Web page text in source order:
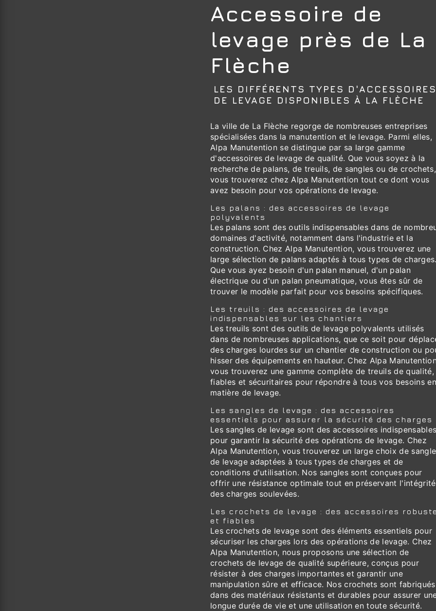
Accessoire de
levage près de La
Flèche
LES DIFFÉRENTS TYPES D'ACCESSOIRES
DE LEVAGE DISPONIBLES À LA FLÈCHE
La ville de La Flèche regorge de nombreuses entreprises
spécialisées dans la manutention et le levage. Parmi elles,
Alpa Manutention se distingue par sa large gamme
d'accessoires de levage de qualité. Que vous soyez à la
recherche de palans, de treuils, de sangles ou de crochets,
vous trouverez chez Alpa Manutention tout ce dont vous
avez besoin pour vos opérations de levage.
Les palans : des accessoires de levage
polyvalents
Les palans sont des outils indispensables dans de
domaines d'activité, notamment dans l'industrie et la
construction. Chez Alpa Manutention, vous trouverez une
large sélection de palans adaptés à tous types de
Que vous ayez besoin d'un palan manuel, d'un palan
électrique ou d'un palan pneumatique, vous êtes sûr de
trouver le modèle parfait pour vos besoins spécifiques.
Les treuils : des accessoires de levage
indispensables sur les chantiers
Les treuils sont des outils de levage polyvalents utilisés
dans de nombreuses applications, que ce soit pour
des charges lourdes sur un chantier de construction ou
hisser des équipements en hauteur. Chez Alpa
vous trouverez une gamme complète de treuils de qualité,
fiables et sécuritaires pour répondre à tous vos besoins en
matière de levage.
Les sangles de levage : des accessoires
essentiels pour assurer la sécurité des charges
Les sangles de levage sont des accessoires
pour garantir la sécurité des opérations de levage. Chez
Alpa Manutention, vous trouverez un large choix de
de levage adaptées à tous types de charges et de
conditions d'utilisation. Nos sangles sont conçues pour
offrir une résistance optimale tout en préservant l'intégrité
des charges soulevées.
Les crochets de levage : des accessoires
et fiables
Les crochets de levage sont des éléments essentiels pour
sécuriser les charges lors des opérations de levage. Chez
Alpa Manutention, nous proposons une sélection de
crochets de levage de qualité supérieure, conçus pour
résister à des charges importantes et garantir une
manipulation sûre et efficace. Nos crochets sont fabriqués
dans des matériaux résistants et durables pour assurer
longue durée de vie et une utilisation en toute sécurité.